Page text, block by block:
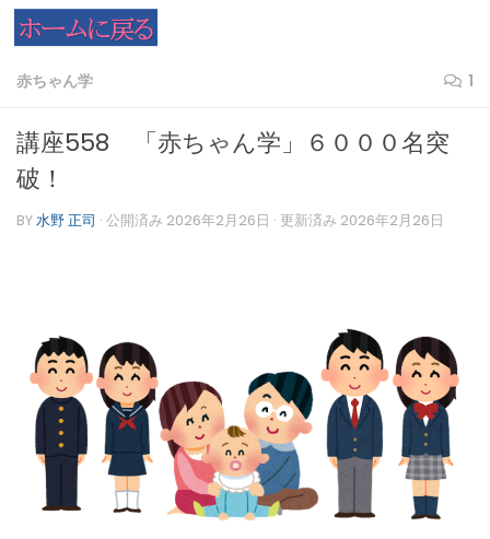
コンテンツへスキップ
赤ちゃん学 1
講座558 「赤ちゃん学」６０００名突
破！
BY水野 正司 · 公開済み 2026年2月26日 · 更新済み 2026年2月26日